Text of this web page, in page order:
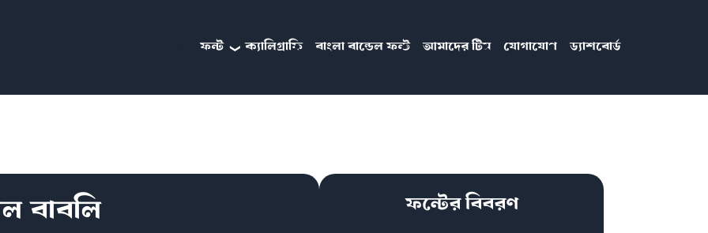
ফন্ট ক্যালিগ্রাফি বাংলা বান্ডেল ফন্ট আমাদের টিম যোগাযোগ ড্যাশবোর্ড
বাবলি ফন্টের বিবরণ